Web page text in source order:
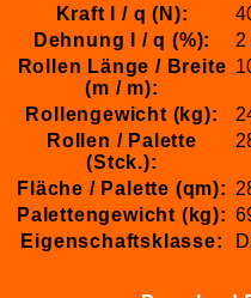
Kraft l / q (N):
Dehnung l / q (%):
2
Rollen Länge / Breite
(m / m):
Rollengewicht (kg):
Rollen / Palette
(Stck.):
Fläche / Palette (qm):
Palettengewicht (kg):
Eigenschaftsklasse: